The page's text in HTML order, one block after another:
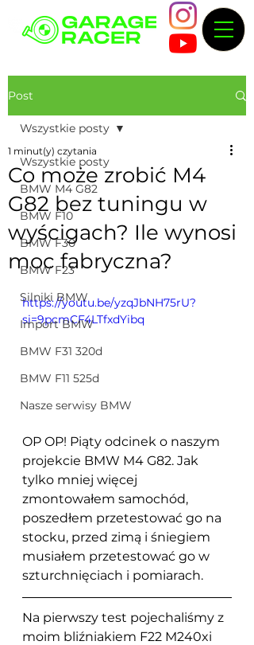
Post
Wszystkie posty
BMW M4 G82
BMW F10
BMW F30
BMW F23
Silniki BMW
Import BMW
BMW F31 320d
BMW F11 525d
Nasze serwisy BMW
Wszystkie posty
Co może zrobić M4
G82 bez tuningu w
wyścigach? Ile wynosi
moc fabryczna?
1 minut(y) czytania
https://youtu.be/yzqJbNH75rU?
si=9pcmCF4LTfxdYibq
OP OP! Piąty odcinek o naszym
projekcie BMW M4 G82. Jak
tylko mniej więcej
zmontowałem samochód,
poszedłem przetestować go na
stocku, przed zimą i śniegiem
musiałem przetestować go w
szturchnięciach i pomiarach.
Na pierwszy test pojechaliśmy z
moim bliźniakiem F22 M240xi